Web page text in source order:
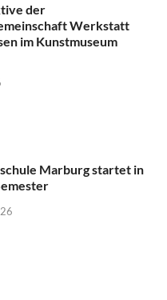
der
Werkstatt
im Kunstmuseum
Marburg startet in